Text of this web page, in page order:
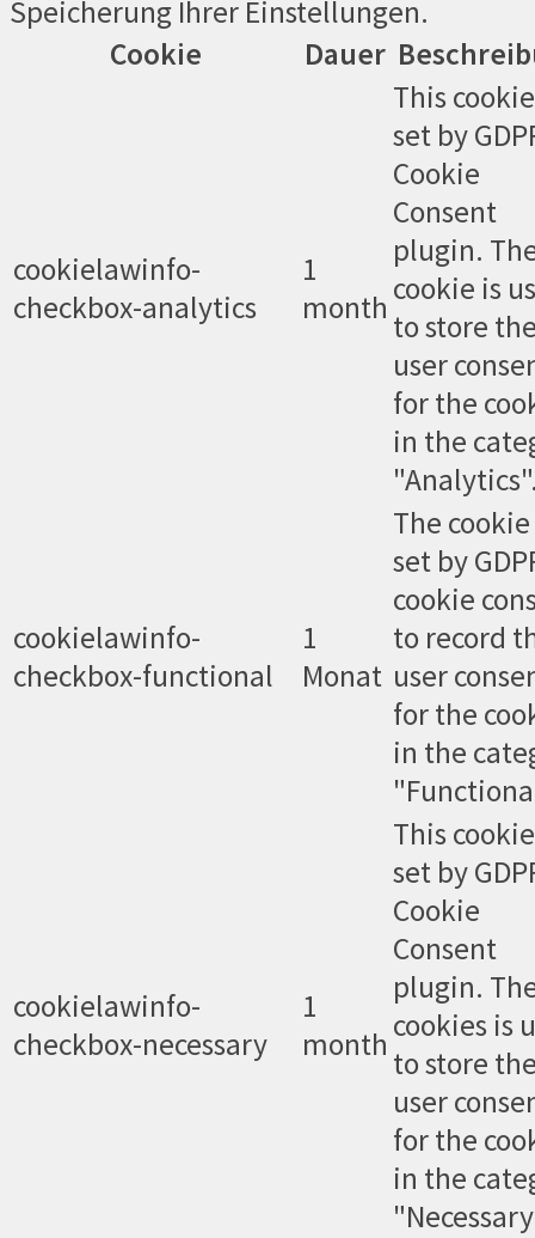
Speicherung Ihrer Einstellungen.
Cookie
Dauer
cookielawinfo-
checkbox-analytics
1
month
This
set by
Cookie
Consent
plugin.
cookie is
to store
user
for the
in the
cookielawinfo-
checkbox-functional
1
Monat
The
set by
cookie
to record
user
for the
in the
cookielawinfo-
checkbox-necessary
1
month
This
set by
Cookie
Consent
plugin.
cookies is
to store
user
for the
in the